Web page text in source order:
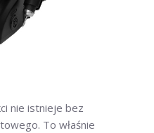
nie istnieje bez
To właśnie